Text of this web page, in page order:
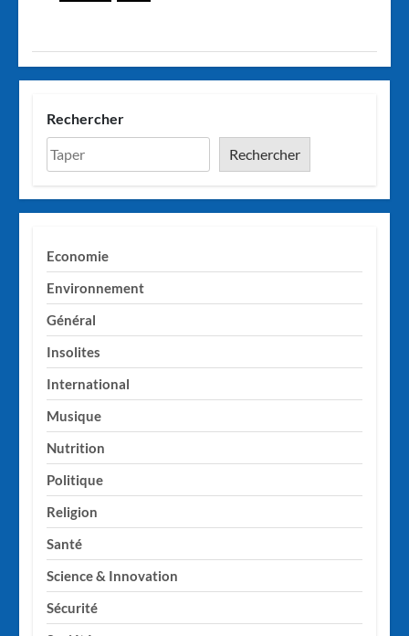
Rechercher
Rechercher
Economie
Environnement
Général
Insolites
International
Musique
Nutrition
Politique
Religion
Santé
Science & Innovation
Sécurité